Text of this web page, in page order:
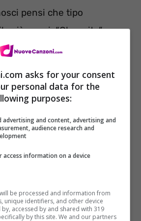
pensi che tipo
già pensi: “Che mito”
lei dice: “Que rico
benedica il reggaeton
e la Patron
faccio show
mami
e la Patron
asks for your consent
personal data for the
purposes:
advertising and content, advertising and
audience research and
access information on a device
be processed and information from
unique identifiers, and other device
accessed by and shared with 319
by this site. We and our partners